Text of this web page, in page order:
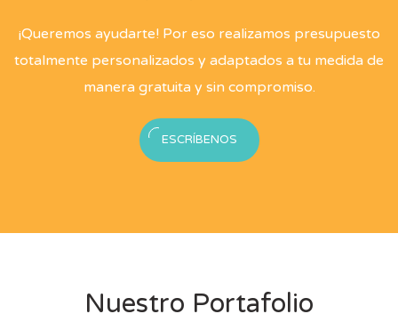
¡Queremos ayudarte! Por eso realizamos presupuesto
totalmente personalizados y adaptados a tu medida de
manera gratuita y sin compromiso.
ESCRÍBENOS
Nuestro Portafolio